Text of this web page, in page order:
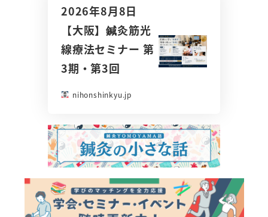
2026年8月8日
【大阪】鍼灸筋光
線療法セミナー 第
3期・第3回
nihonshinkyu.jp